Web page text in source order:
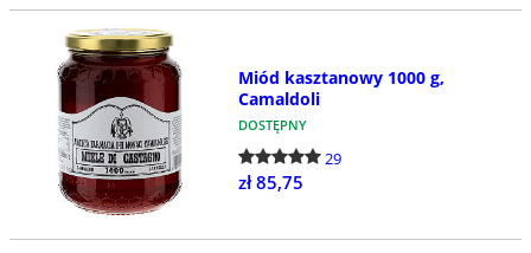
Miód kasztanowy 1000 g,
Camaldoli
DOSTĘPNY
29
zł 85,75